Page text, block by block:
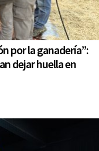
por la ganadería”:
dejar huella en